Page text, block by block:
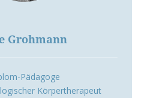
Grohmann
Pädagoge
Körpertherapeut